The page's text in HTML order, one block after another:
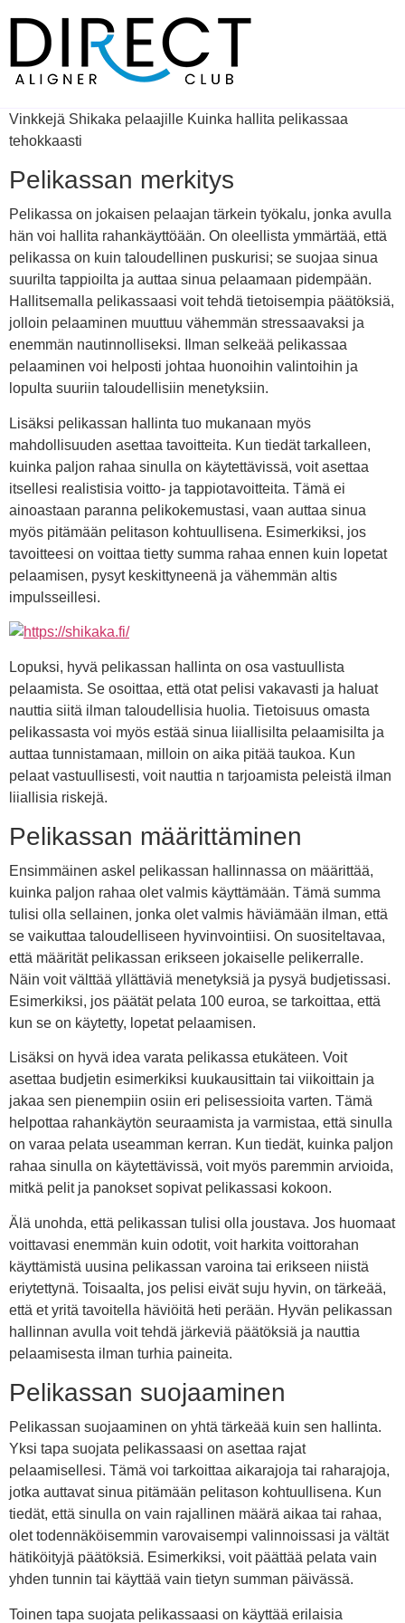
content
Vinkkejä Shikaka pelaajille Kuinka hallita pelikassaa
tehokkaasti
Pelikassan merkitys
Pelikassa on jokaisen pelaajan tärkein työkalu, jonka avulla
hän voi hallita rahankäyttöään. On oleellista ymmärtää, että
pelikassa on kuin taloudellinen puskurisi; se suojaa sinua
suurilta tappioilta ja auttaa sinua pelaamaan pidempään.
Hallitsemalla pelikassaasi voit tehdä tietoisempia päätöksiä,
jolloin pelaaminen muuttuu vähemmän stressaavaksi ja
enemmän nautinnolliseksi. Ilman selkeää pelikassaa
pelaaminen voi helposti johtaa huonoihin valintoihin ja
lopulta suuriin taloudellisiin menetyksiin.
Lisäksi pelikassan hallinta tuo mukanaan myös
mahdollisuuden asettaa tavoitteita. Kun tiedät tarkalleen,
kuinka paljon rahaa sinulla on käytettävissä, voit asettaa
itsellesi realistisia voitto- ja tappiotavoitteita. Tämä ei
ainoastaan paranna pelikokemustasi, vaan auttaa sinua
myös pitämään pelitason kohtuullisena. Esimerkiksi, jos
tavoitteesi on voittaa tietty summa rahaa ennen kuin lopetat
pelaamisen, pysyt keskittyneenä ja vähemmän altis
impulsseillesi.
Lopuksi, hyvä pelikassan hallinta on osa vastuullista
pelaamista. Se osoittaa, että otat pelisi vakavasti ja haluat
nauttia siitä ilman taloudellisia huolia. Tietoisuus omasta
pelikassasta voi myös estää sinua liiallisilta pelaamisilta ja
auttaa tunnistamaan, milloin on aika pitää taukoa. Kun
pelaat vastuullisesti, voit nauttia n tarjoamista peleistä ilman
liiallisia riskejä.
Pelikassan määrittäminen
Ensimmäinen askel pelikassan hallinnassa on määrittää,
kuinka paljon rahaa olet valmis käyttämään. Tämä summa
tulisi olla sellainen, jonka olet valmis häviämään ilman, että
se vaikuttaa taloudelliseen hyvinvointiisi. On suositeltavaa,
että määrität pelikassan erikseen jokaiselle pelikerralle.
Näin voit välttää yllättäviä menetyksiä ja pysyä budjetissasi.
Esimerkiksi, jos päätät pelata 100 euroa, se tarkoittaa, että
kun se on käytetty, lopetat pelaamisen.
Lisäksi on hyvä idea varata pelikassa etukäteen. Voit
asettaa budjetin esimerkiksi kuukausittain tai viikoittain ja
jakaa sen pienempiin osiin eri pelisessioita varten. Tämä
helpottaa rahankäytön seuraamista ja varmistaa, että sinulla
on varaa pelata useamman kerran. Kun tiedät, kuinka paljon
rahaa sinulla on käytettävissä, voit myös paremmin arvioida,
mitkä pelit ja panokset sopivat pelikassasi kokoon.
Älä unohda, että pelikassan tulisi olla joustava. Jos huomaat
voittavasi enemmän kuin odotit, voit harkita voittorahan
käyttämistä uusina pelikassan varoina tai erikseen niistä
eriytettynä. Toisaalta, jos pelisi eivät suju hyvin, on tärkeää,
että et yritä tavoitella häviöitä heti perään. Hyvän pelikassan
hallinnan avulla voit tehdä järkeviä päätöksiä ja nauttia
pelaamisesta ilman turhia paineita.
Pelikassan suojaaminen
Pelikassan suojaaminen on yhtä tärkeää kuin sen hallinta.
Yksi tapa suojata pelikassaasi on asettaa rajat
pelaamisellesi. Tämä voi tarkoittaa aikarajoja tai raharajoja,
jotka auttavat sinua pitämään pelitason kohtuullisena. Kun
tiedät, että sinulla on vain rajallinen määrä aikaa tai rahaa,
olet todennäköisemmin varovaisempi valinnoissasi ja vältät
hätiköityjä päätöksiä. Esimerkiksi, voit päättää pelata vain
yhden tunnin tai käyttää vain tietyn summan päivässä.
Toinen tapa suojata pelikassaasi on käyttää erilaisia